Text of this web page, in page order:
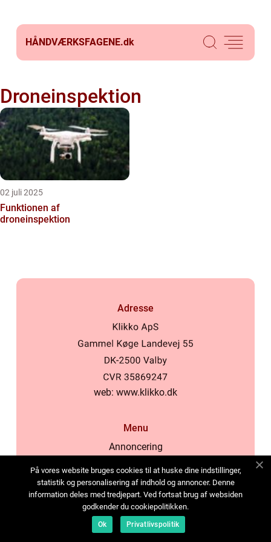
HÅNDVÆRKSFAGENE.dk
Droneinspektion
02 juli 2025
Funktionen af
droneinspektion
Adresse
web: www.klikko.dk
Menu
Annoncering
Cookies
Kontakt os
Sitemap
På vores website bruges cookies til at huske dine indstillinger,
statistik og personalisering af indhold og annoncer. Denne
information deles med tredjepart. Ved fortsat brug af websiden
godkender du cookiepolitikken.
Ok Privatlivspolitik